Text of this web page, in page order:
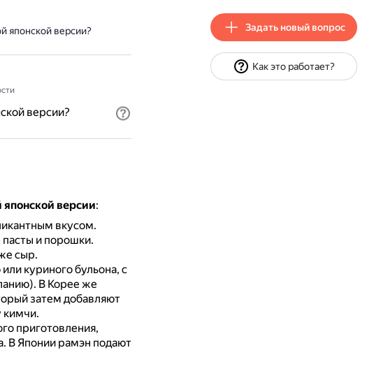
японской версии?
версии?
версии:
вкусом.
и порошки.
сыр.
куриного бульона, с
В Корее же
затем добавляют
кимчи.
приготовления,
В Японии рамэн подают
Задать новый вопрос
Как это работает?